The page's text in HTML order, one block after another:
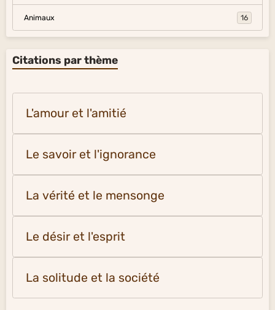
Animaux 16
Citations par thème
L'amour et l'amitié
Le savoir et l'ignorance
La vérité et le mensonge
Le désir et l'esprit
La solitude et la société